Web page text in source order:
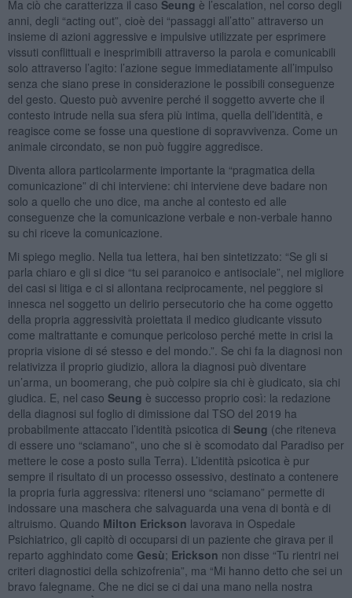
Ma ciò che caratterizza il caso Seung è l’escalation, nel corso degli
anni, degli “acting out”, cioè dei “passaggi all’atto” attraverso un
insieme di azioni aggressive e impulsive utilizzate per esprimere
vissuti conflittuali e inesprimibili attraverso la parola e comunicabili
solo attraverso l’agito: l’azione segue immediatamente all’impulso
senza che siano prese in considerazione le possibili conseguenze
del gesto. Questo può avvenire perché il soggetto avverte che il
contesto intrude nella sua sfera più intima, quella dell’identità, e
reagisce come se fosse una questione di sopravvivenza. Come un
animale circondato, se non può fuggire aggredisce.
Diventa allora particolarmente importante la “pragmatica della
comunicazione” di chi interviene: chi interviene deve badare non
solo a quello che uno dice, ma anche al contesto ed alle
conseguenze che la comunicazione verbale e non-verbale hanno
su chi riceve la comunicazione.
Mi spiego meglio. Nella tua lettera, hai ben sintetizzato: “Se gli si
parla chiaro e gli si dice “tu sei paranoico e antisociale”, nel migliore
dei casi si litiga e ci si allontana reciprocamente, nel peggiore si
innesca nel soggetto un delirio persecutorio che ha come oggetto
della propria aggressività proiettata il medico giudicante vissuto
come maltrattante e comunque pericoloso perché mette in crisi la
propria visione di sé stesso e del mondo.”. Se chi fa la diagnosi non
relativizza il proprio giudizio, allora la diagnosi può diventare
un’arma, un boomerang, che può colpire sia chi è giudicato, sia chi
giudica. E, nel caso Seung è successo proprio così: la redazione
della diagnosi sul foglio di dimissione dal TSO del 2019 ha
probabilmente attaccato l’identità psicotica di Seung (che riteneva
di essere uno “sciamano”, uno che si è scomodato dal Paradiso per
mettere le cose a posto sulla Terra). L’identità psicotica è pur
sempre il risultato di un processo ossessivo, destinato a contenere
la propria furia aggressiva: ritenersi uno “sciamano” permette di
indossare una maschera che salvaguarda una vena di bontà e di
altruismo. Quando Milton Erickson lavorava in Ospedale
Psichiatrico, gli capitò di occuparsi di un paziente che girava per il
reparto agghindato come Gesù; Erickson non disse “Tu rientri nei
criteri diagnostici della schizofrenia”, ma “Mi hanno detto che sei un
bravo falegname. Che ne dici se ci dai una mano nella nostra